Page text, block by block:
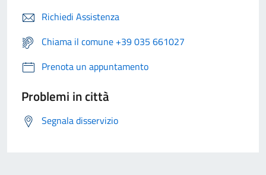
Richiedi Assistenza
Chiama il comune +39 035 661027
Prenota un appuntamento
Problemi in città
Segnala disservizio